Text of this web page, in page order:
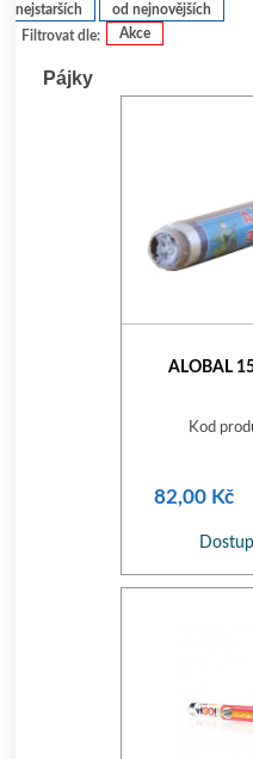
Filtrovat dle: Akce
nejstarších
od nejnovějších
Pájky
ALOBAL
Kod
82,00 Kč